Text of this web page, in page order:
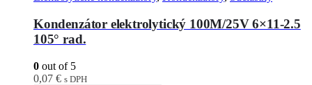
Kondenzátor elektrolytický 100M/25V 6×11-2.5
105° rad.
0 out of 5
0,07 € s DPH